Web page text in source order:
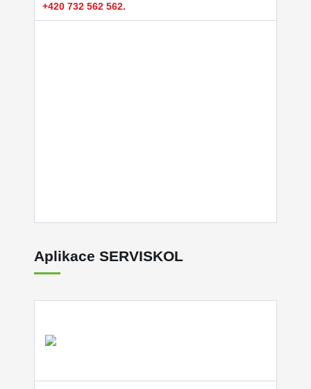
+420 732 562 562.
Aplikace SERVISKOL